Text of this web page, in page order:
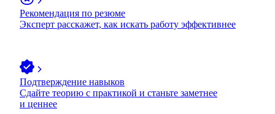
Рекомендация по резюме
Эксперт расскажет, как искать работу эффективнее
Подтверждение навыков
Сдайте теорию с практикой и станьте заметнее
и ценнее